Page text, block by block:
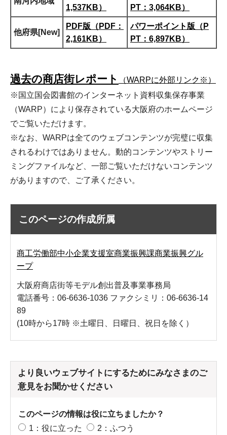
1,537KB）
PT：3,064KB）
他府県[New]
PDF版（PDF：
2,161KB）
パワーポイント版（P
PT：6,897KB）
過去の商店街レポート
（WARPに外部リンク※）
※国立国会図書館のインターネット資料収集保存事業
（WARP）により保存されている大阪府のホームページ
でご覧いただけます。
※なお、WARPは全てのウェブコンテンツが完璧に収集
されるわけではありません。動的コンテンツやストリー
ミングファイルなど、一部ご覧いただけないコンテンツ
がありますので、ご了承ください。
このページの作成所属
商工労働部中小企業支援室商業振興課商業振興グル
ープ
大阪府商店街等モデル創出普及事業事務局
電話番号：06-6636-1036 ファクシミリ：06-6636-14
89
(10時から17時 ※土曜日、日曜日、祝日を除く）
より良いウェブサイトにするためにみなさまのご
意見をお聞かせください
このページの情報は役に立ちましたか？
1：役に立った
2：ふつう